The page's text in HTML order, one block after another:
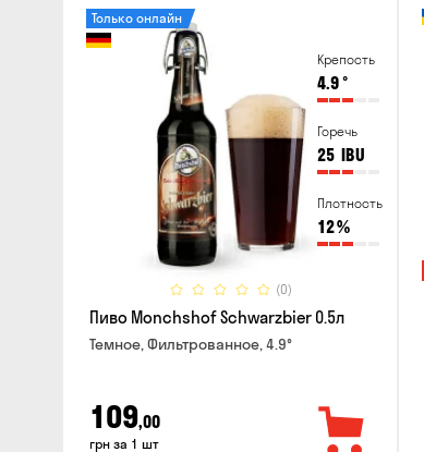
Крепость
4.9°
Горечь
25 IBU
Плотность
12%
(0)
Только онлайн
Пиво Monchshof Schwarzbier 0.5л
Темное, Фильтрованное, 4.9°
109,00
грн за 1 шт